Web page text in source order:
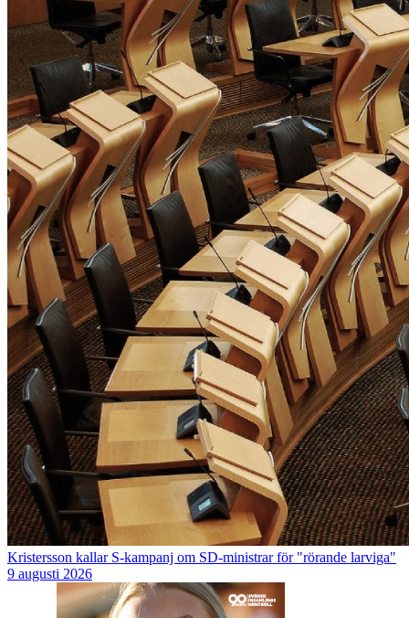
Kristersson kallar S-kampanj om SD-ministrar för "rörande larviga"
9 augusti 2026